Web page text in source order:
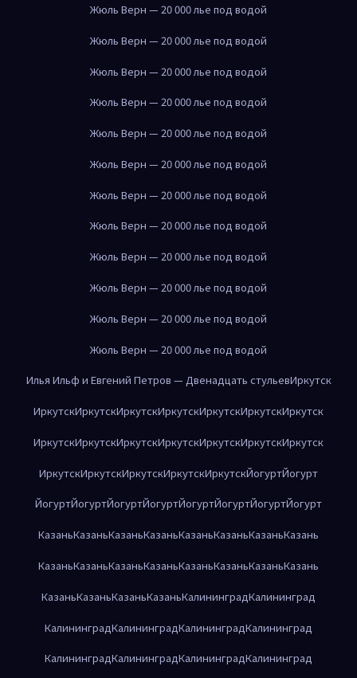
Жюль Верн — 20 000 лье под водой
Жюль Верн — 20 000 лье под водой
Жюль Верн — 20 000 лье под водой
Жюль Верн — 20 000 лье под водой
Жюль Верн — 20 000 лье под водой
Жюль Верн — 20 000 лье под водой
Жюль Верн — 20 000 лье под водой
Жюль Верн — 20 000 лье под водой
Жюль Верн — 20 000 лье под водой
Жюль Верн — 20 000 лье под водой
Жюль Верн — 20 000 лье под водой
Жюль Верн — 20 000 лье под водой
Илья Ильф и Евгений Петров — Двенадцать стульевИркутск
ИркутскИркутскИркутскИркутскИркутскИркутскИркутск
ИркутскИркутскИркутскИркутскИркутскИркутскИркутск
ИркутскИркутскИркутскИркутскИркутскЙогуртЙогурт
ЙогуртЙогуртЙогуртЙогуртЙогуртЙогуртЙогуртЙогурт
КазаньКазаньКазаньКазаньКазаньКазаньКазаньКазань
КазаньКазаньКазаньКазаньКазаньКазаньКазаньКазань
КазаньКазаньКазаньКазаньКалининградКалининград
КалининградКалининградКалининградКалининград
КалининградКалининградКалининградКалининград